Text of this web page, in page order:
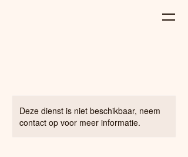
Deze dienst is niet beschikbaar, neem
contact op voor meer informatie.